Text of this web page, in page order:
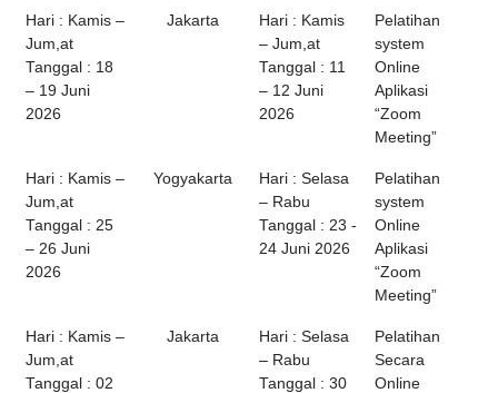
Hari : Kamis –
Jum,at
Tanggal : 18
– 19 Juni
2026
Jakarta
Hari : Kamis
– Jum,at
Tanggal : 11
– 12 Juni
2026
Pelatihan
system
Online
Aplikasi
“Zoom
Meeting”
Hari : Kamis –
Jum,at
Tanggal : 25
– 26 Juni
2026
Yogyakarta
Hari : Selasa
– Rabu
Tanggal : 23 -
24 Juni 2026
Pelatihan
system
Online
Aplikasi
“Zoom
Meeting”
Hari : Kamis –
Jum,at
Tanggal : 02
Jakarta
Hari : Selasa
– Rabu
Tanggal : 30
Pelatihan
Secara
Online